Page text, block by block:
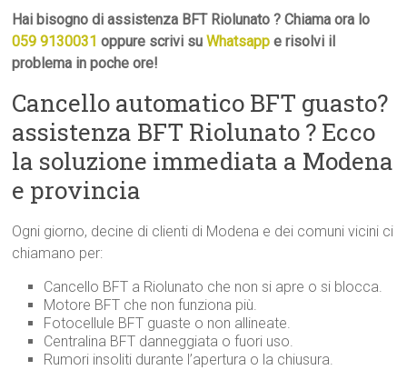
Hai bisogno di assistenza BFT Riolunato ? Chiama ora lo
059 9130031 oppure scrivi suWhatsapp e risolvi il
problema in poche ore!
Cancello automatico BFT guasto?
assistenza BFT Riolunato ? Ecco
la soluzione immediata a Modena
e provincia
Ogni giorno, decine di clienti di Modena e dei comuni vicini ci
chiamano per:
Cancello BFT a Riolunato che non si apre o si blocca.
Motore BFT che non funziona più.
Fotocellule BFT guaste o non allineate.
Centralina BFT danneggiata o fuori uso.
Rumori insoliti durante l’apertura o la chiusura.